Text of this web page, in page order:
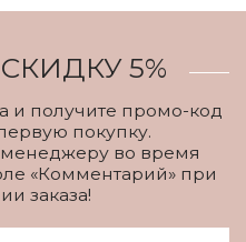
5%
и получите промо-код
покупку.
во время
«Комментарий» при
заказа!